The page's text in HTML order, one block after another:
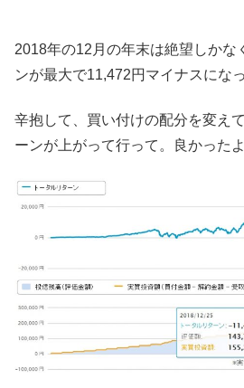
2018年の12月の年末は絶望しかな
ンが最大で11,472円マイナスにな
辛抱して、買い付けの配分を変え
ーンが上がって行って。良かったよ